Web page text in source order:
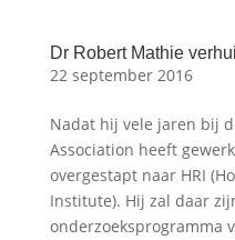
Dr Robert Mathie
22 september 2016
Nadat hij vele jaren bij
Association heeft
overgestapt naar HRI
Institute). Hij zal daar
onderzoeksprogramma